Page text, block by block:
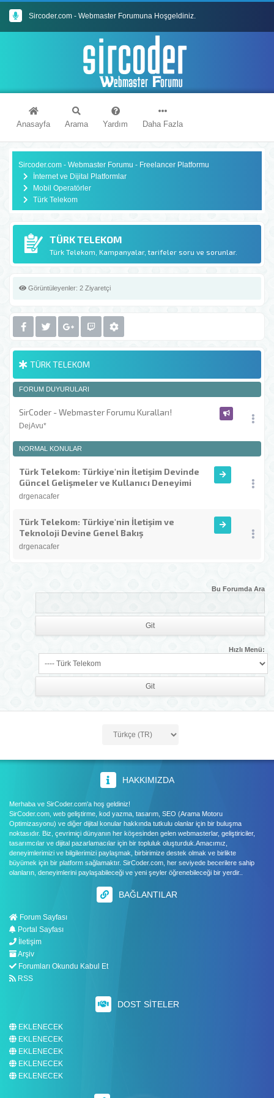
Sircoder.com - Webmaster Forumuna Hoşgeldiniz.
Sircoder.com Webmaster Forumu Kuralları
Anasayfa Arama Yardım Daha Fazla
Sircoder.com - Webmaster Forumu - Freelancer Platformu
İnternet ve Dijital Platformlar
Mobil Operatörler
Türk Telekom
TÜRK TELEKOM
Türk Telekom, Kampanyalar, tarifeler soru ve sorunlar.
Görüntüleyenler: 2 Ziyaretçi
TÜRK TELEKOM
FORUM DUYURULARI
SirCoder - Webmaster Forumu Kuralları!
DejAvu*
NORMAL KONULAR
Türk Telekom: Türkiye'nin İletişim Devinde
Güncel Gelişmeler ve Kullanıcı Deneyimi
drgenacafer
Türk Telekom: Türkiye'nin İletişim ve
Teknoloji Devine Genel Bakış
drgenacafer
Bu Forumda Ara
Hızlı Menü:
HAKKIMIZDA
Merhaba ve SirCoder.com'a hoş geldiniz!
SirCoder.com, web geliştirme, kod yazma, tasarım, SEO (Arama Motoru
Optimizasyonu) ve diğer dijital konular hakkında tutkulu olanlar için bir buluşma
noktasıdır. Biz, çevrimiçi dünyanın her köşesinden gelen webmasterlar, geliştiriciler,
tasarımcılar ve dijital pazarlamacılar için bir topluluk oluşturduk.Amacımız,
deneyimlerimizi ve bilgilerimizi paylaşmak, birbirimize destek olmak ve birlikte
büyümek için bir platform sağlamaktır. SirCoder.com, her seviyede becerilere sahip
olanların, deneyimlerini paylaşabileceği ve yeni şeyler öğrenebileceği bir yerdir..
BAĞLANTILAR
Forum Sayfası
Portal Sayfası
İletişim
Arşiv
Forumları Okundu Kabul Et
RSS
DOST SITELER
EKLENECEK
EKLENECEK
EKLENECEK
EKLENECEK
EKLENECEK